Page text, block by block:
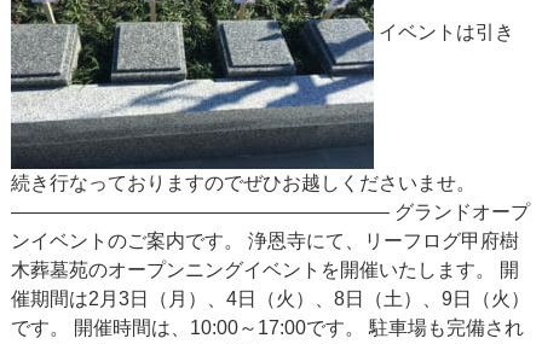
イベントは引き
続き行なっておりますのでぜひお越しくださいませ。
———————————————————– グランドオープ
ンイベントのご案内です。 浄恩寺にて、リーフログ甲府樹
木葬墓苑のオープンニングイベントを開催いたします。 開
催期間は2月3日（月）、4日（火）、8日（土）、9日（火）
です。 開催時間は、10:00～17:00です。 駐車場も完備され